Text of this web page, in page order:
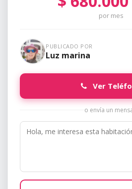
por mes
PUBLICADO POR
Luz marina
Ver
o envía un